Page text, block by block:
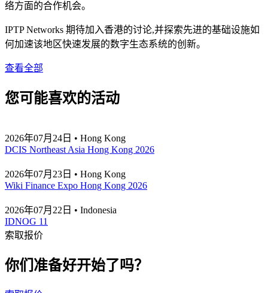
络方面的合作机会。
IPTP Networks 期待加入香港的讨论,并探索先进的基础设施如
何加速该地区快速发展的数字生态系统的创新。
查看全部
您可能喜欢的活动
2026年07月24日 • Hong Kong
DCIS Northeast Asia Hong Kong 2026
2026年07月23日 • Hong Kong
Wiki Finance Expo Hong Kong 2026
2026年07月22日 • Indonesia
IDNOG 11
索取报价
你们准备好开始了吗？